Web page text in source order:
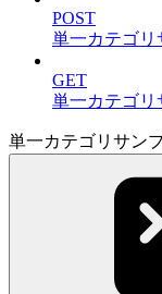
POST
単一カテゴリ
GET
単一カテゴリ
単一カテゴリサン